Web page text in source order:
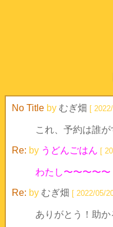
No Title by むぎ畑 [
これ、予約は誰が
Re: by うどんごはん [
わたし〜〜〜〜〜
Re: by むぎ畑 [ 2022/05/
ありがとう！助か